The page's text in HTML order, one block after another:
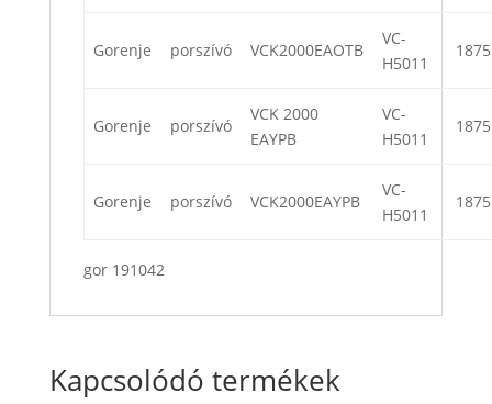
Gorenje porszívó VCK2000EAOTB
VC-
H5011
Gorenje porszívó
VCK 2000
EAYPB
VC-
H5011
Gorenje porszívó VCK2000EAYPB
VC-
H5011
gor 191042
Kapcsolódó termékek